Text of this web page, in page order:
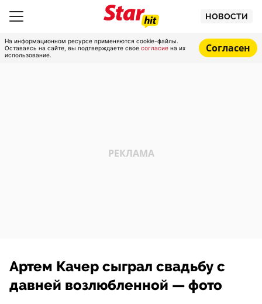
НОВОСТИ
На информационном ресурсе применяются cookie-файлы.
Оставаясь на сайте, вы подтверждаете свое согласие на их
использование.
Согласен
Артем Качер сыграл свадьбу с
давней возлюбленной — фото